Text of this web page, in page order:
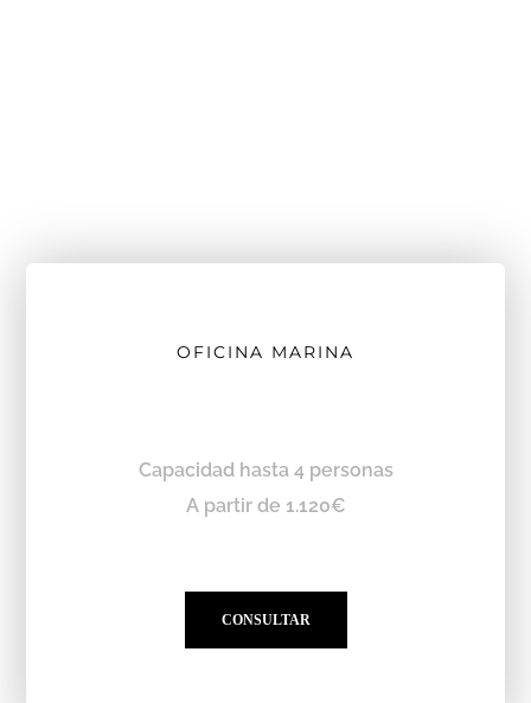
OFICINA MARINA
Capacidad hasta 4 personas
A partir de 1.120€
CONSULTAR